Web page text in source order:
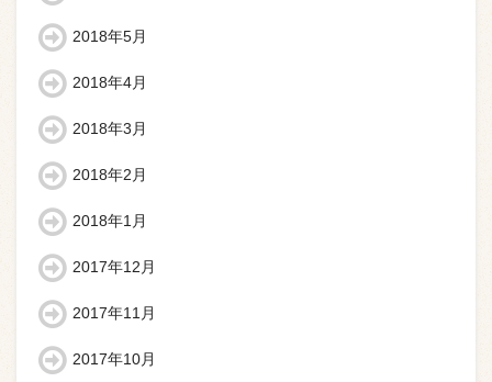
2018年5月
2018年4月
2018年3月
2018年2月
2018年1月
2017年12月
2017年11月
2017年10月